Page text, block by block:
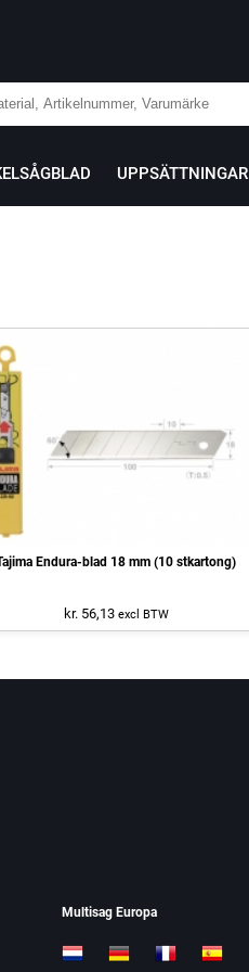
UPPSÄTTNINGAR
Endura-blad 18 mm (10 stkartong)
kr. 56,13 excl BTW
Multisag Europa